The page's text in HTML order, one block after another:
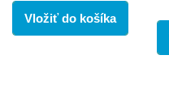
Vložiť do košíka